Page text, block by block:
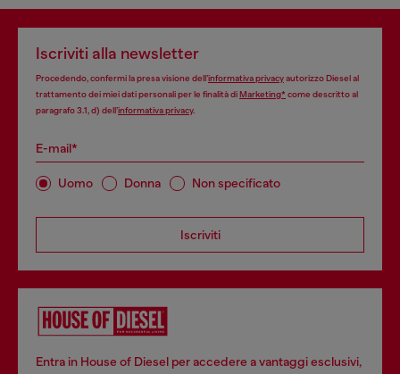
Iscriviti alla newsletter
Procedendo, confermi la presa visione dell’informativa privacyautorizzo Diesel al
trattamento dei miei dati personali per le finalità diMarketing*come descritto al
paragrafo 3.1, d) dell’informativa privacy.
E-mail*
Uomo Donna Non specificato
Iscriviti
Entra in House of Diesel per accedere a vantaggi esclusivi,